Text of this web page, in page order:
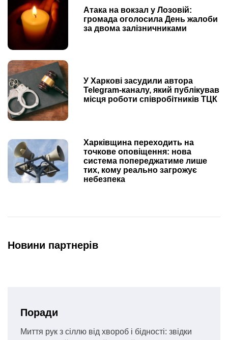
Атака на вокзал у Лозовій:
громада оголосила День жалоби
за двома залізничниками
У Харкові засудили автора
Telegram-каналу, який публікував
місця роботи співробітників ТЦК
Харківщина переходить на
точкове оповіщення: нова
система попереджатиме лише
тих, кому реально загрожує
небезпека
Новини партнерів
Поради
Миття рук з сіллю від хвороб і бідності: звідки